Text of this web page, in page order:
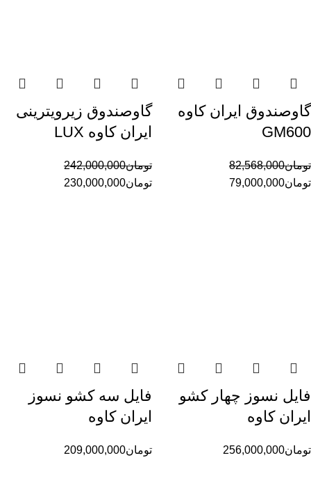
گاوصندوق ایران کاوه
GM600
تومان82,568,000
تومان79,000,000
گاوصندوق زیرویترینی
ایران کاوه LUX
تومان242,000,000
تومان230,000,000
فایل نسوز چهار کشو
ایران کاوه
تومان256,000,000
فایل سه کشو نسوز
ایران کاوه
تومان209,000,000